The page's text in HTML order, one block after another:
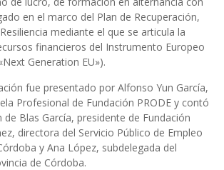
en el marco del Plan de Recuperación,
mediante el que se articula la
financieros del Instrumento Europeo
Generation EU»).
fue presentado por Alfonso Yun García,
Profesional de Fundación PRODE y contó
Blas García, presidente de Fundación
directora del Servicio Público de Empleo
y Ana López, subdelegada del
de Córdoba.